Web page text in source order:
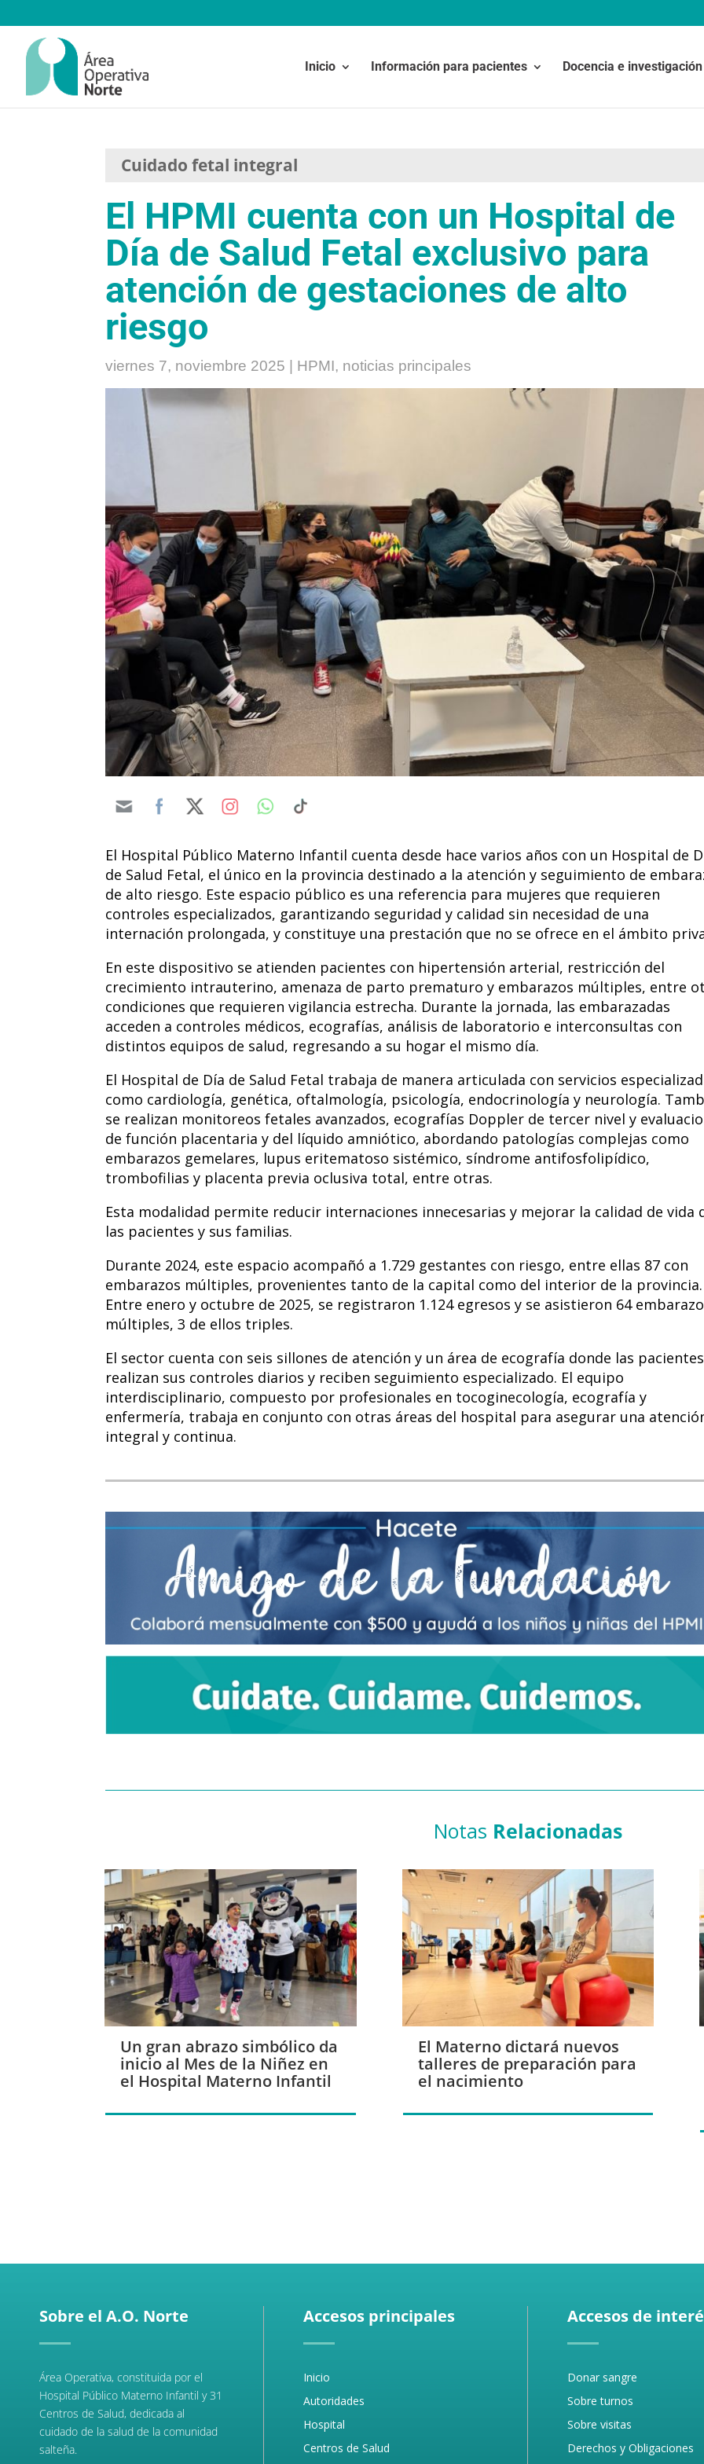
Inicio Información para pacientes Docencia e investigación
Cuidado fetal integral
El HPMI cuenta con un Hospital de
Día de Salud Fetal exclusivo para
atención de gestaciones de alto
riesgo
viernes 7, noviembre 2025 | HPMI, noticias principales
El Hospital Público Materno Infantil cuenta desde hace varios años con un Hospital de
de Salud Fetal, el único en la provincia destinado a la atención y seguimiento de
de alto riesgo. Este espacio público es una referencia para mujeres que requieren
controles especializados, garantizando seguridad y calidad sin necesidad de una
internación prolongada, y constituye una prestación que no se ofrece en el ámbito
En este dispositivo se atienden pacientes con hipertensión arterial, restricción del
crecimiento intrauterino, amenaza de parto prematuro y embarazos múltiples, entre
condiciones que requieren vigilancia estrecha. Durante la jornada, las embarazadas
acceden a controles médicos, ecografías, análisis de laboratorio e interconsultas con
distintos equipos de salud, regresando a su hogar el mismo día.
El Hospital de Día de Salud Fetal trabaja de manera articulada con servicios
como cardiología, genética, oftalmología, psicología, endocrinología y neurología.
se realizan monitoreos fetales avanzados, ecografías Doppler de tercer nivel y
de función placentaria y del líquido amniótico, abordando patologías complejas como
embarazos gemelares, lupus eritematoso sistémico, síndrome antifosfolipídico,
trombofilias y placenta previa oclusiva total, entre otras.
Esta modalidad permite reducir internaciones innecesarias y mejorar la calidad de vida
las pacientes y sus familias.
Durante 2024, este espacio acompañó a 1.729 gestantes con riesgo, entre ellas 87 con
embarazos múltiples, provenientes tanto de la capital como del interior de la provincia.
Entre enero y octubre de 2025, se registraron 1.124 egresos y se asistieron 64
múltiples, 3 de ellos triples.
El sector cuenta con seis sillones de atención y un área de ecografía donde las pacientes
realizan sus controles diarios y reciben seguimiento especializado. El equipo
interdisciplinario, compuesto por profesionales en tocoginecología, ecografía y
enfermería, trabaja en conjunto con otras áreas del hospital para asegurar una
integral y continua.
Notas Relacionadas
Un gran abrazo simbólico da
inicio al Mes de la Niñez en
el Hospital Materno Infantil
El Materno dictará nuevos
talleres de preparación para
el nacimiento
Sobre el A.O. Norte
Área Operativa, constituida por el
Hospital Público Materno Infantil y 31
Centros de Salud, dedicada al
cuidado de la salud de la comunidad
salteña.
Accesos principales
Inicio
Autoridades
Hospital
Centros de Salud
Accesos de
Donar sangre
Sobre turnos
Sobre visitas
Derechos y Obligaciones